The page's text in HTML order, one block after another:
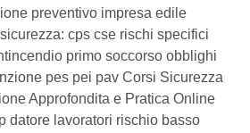
preventivo impresa edile
cps cse rischi specifici
primo soccorso obblighi
pes pei pav Corsi Sicurezza
Approfondita e Pratica Online
datore lavoratori rischio basso